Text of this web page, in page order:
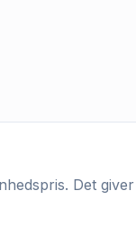
Det